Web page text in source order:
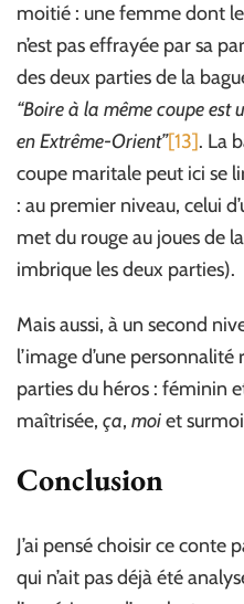
moitié : une femme dont
n’est pas effrayée par sa
des deux parties de la
“Boire à la même coupe est
en Extrême-Orient”[13]. La
coupe maritale peut ici se
: au premier niveau, celui
met du rouge au joues de
imbrique les deux parties).
Mais aussi, à un second
l’image d’une
parties du héros : féminin
maîtrisée, ça, moiet
Conclusion
J’ai pensé choisir ce conte
qui n’ait pas déjà été